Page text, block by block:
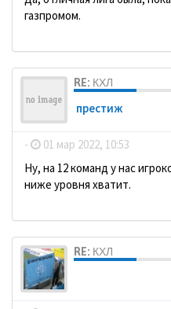
газпромом.
RE: КХЛ
престиж
- 01 мар 2022, 10:53
Ну, на 12 команд у нас
ниже уровня хватит.
RE: КХЛ